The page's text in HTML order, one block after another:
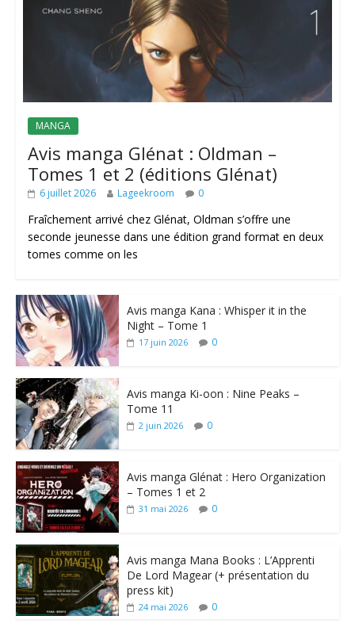
MANGA
Avis manga Glénat : Oldman –
Tomes 1 et 2 (éditions Glénat)
6 juillet 2026 Lageekroom 0
Fraîchement arrivé chez Glénat, Oldman s’offre une
seconde jeunesse dans une édition grand format en deux
tomes comme on les
Avis manga Kana : Whisper it in the
Night – Tome 1
17 juin 2026 0
Avis manga Ki-oon : Nine Peaks –
Tome 11
2 juin 2026 0
Avis manga Glénat : Hero Organization
– Tomes 1 et 2
31 mai 2026 0
Avis manga Mana Books : L’Apprenti
De Lord Magear (+ présentation du
press kit)
24 mai 2026 0